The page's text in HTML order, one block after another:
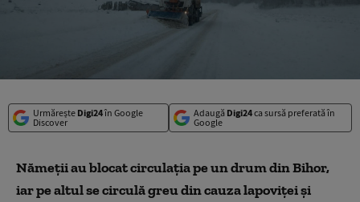
Urmărește Digi24în Google
Discover
Adaugă Digi24ca sursă preferată în
Google
Nămeții au blocat circulația pe un drum din Bihor,
iar pe altul se circulă greu din cauza lapoviței și